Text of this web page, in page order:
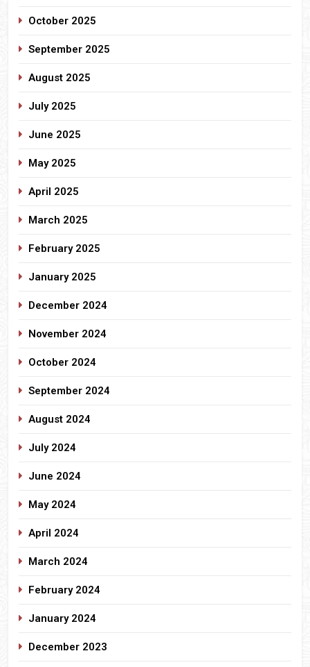
October 2025
September 2025
August 2025
July 2025
June 2025
May 2025
April 2025
March 2025
February 2025
January 2025
December 2024
November 2024
October 2024
September 2024
August 2024
July 2024
June 2024
May 2024
April 2024
March 2024
February 2024
January 2024
December 2023